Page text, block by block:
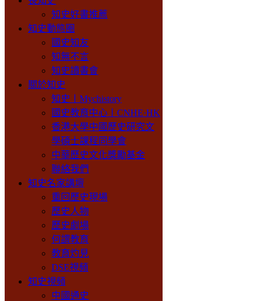
知史好書推薦
知史動態圈
國史知友
知無不言
知史讀書會
關於知史
知史丨Mychistory
國史教育中心丨CNHE·HK
香港大學中國歷史研究文
學碩士課程同學會
中華歷史文化獎勵基金
聯絡我們
知史名家講壇
重回歷史現場
歷史人物
歷史劇場
何謂教育
教育灼見
DSE視頻
知史視頻
中國通史